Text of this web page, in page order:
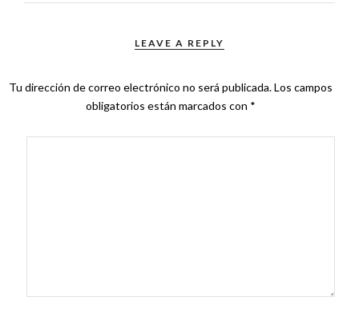
LEAVE A REPLY
Tu dirección de correo electrónico no será publicada.Los campos
obligatorios están marcados con *